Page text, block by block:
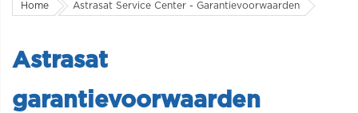
Home Astrasat Service Center - Garantievoorwaarden
Astrasat
garantievoorwaarden